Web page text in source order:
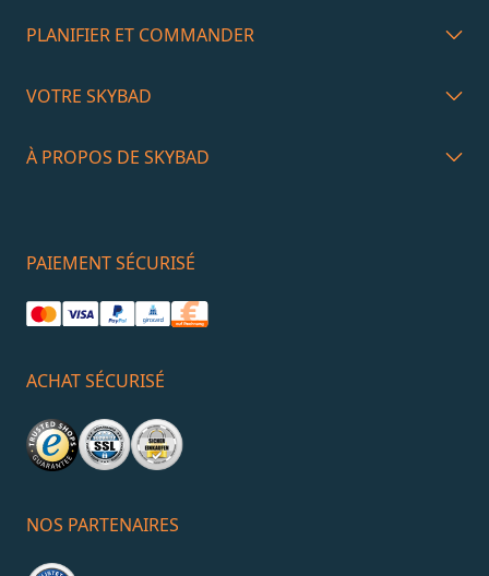
PLANIFIER ET COMMANDER
VOTRE SKYBAD
À PROPOS DE SKYBAD
PAIEMENT SÉCURISÉ
ACHAT SÉCURISÉ
NOS PARTENAIRES